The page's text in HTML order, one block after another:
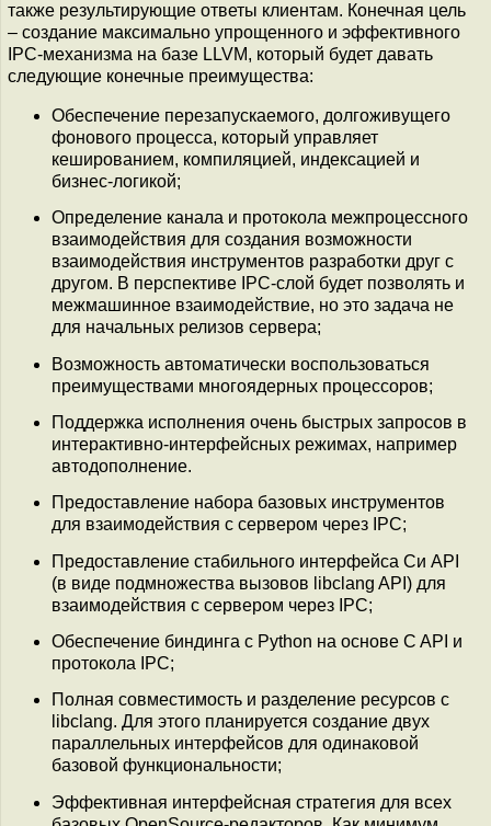
также результирующие ответы клиентам. Конечная цель
– создание максимально упрощенного и эффективного
IPC-механизма на базе LLVM, который будет давать
следующие конечные преимущества:
Обеспечение перезапускаемого, долгоживущего
фонового процесса, который управляет
кешированием, компиляцией, индексацией и
бизнес-логикой;
Определение канала и протокола межпроцессного
взаимодействия для создания возможности
взаимодействия инструментов разработки друг с
другом. В перспективе IPC-слой будет позволять и
межмашинное взаимодействие, но это задача не
для начальных релизов сервера;
Возможность автоматически воспользоваться
преимуществами многоядерных процессоров;
Поддержка исполнения очень быстрых запросов в
интерактивно-интерфейсных режимах, например
автодополнение.
Предоставление набора базовых инструментов
для взаимодействия с сервером через IPC;
Предоставление стабильного интерфейса Си API
(в виде подмножества вызовов libclang API) для
взаимодействия с сервером через IPC;
Обеспечение биндинга с Python на основе C API и
протокола IPC;
Полная совместимость и разделение ресурсов с
libclang. Для этого планируется создание двух
параллельных интерфейсов для одинаковой
базовой функциональности;
Эффективная интерфейсная стратегия для всех